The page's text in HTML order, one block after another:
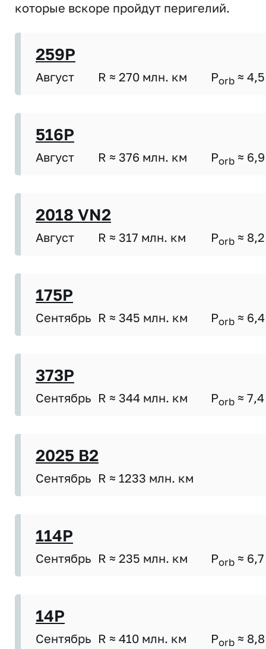
которые вскоре пройдут перигелий.
259P
Август R ≈ 270 млн. км Porb ≈ 4,5
516P
Август R ≈ 376 млн. км Porb ≈ 6,9
2018 VN2
Август R ≈ 317 млн. км Porb ≈ 8,2
175P
Сентябрь R ≈ 345 млн. км Porb ≈ 6,4
373P
Сентябрь R ≈ 344 млн. км Porb ≈ 7,4
2025 B2
Сентябрь R ≈ 1233 млн. км
114P
Сентябрь R ≈ 235 млн. км Porb ≈ 6,7
14P
Сентябрь R ≈ 410 млн. км Porb ≈ 8,8